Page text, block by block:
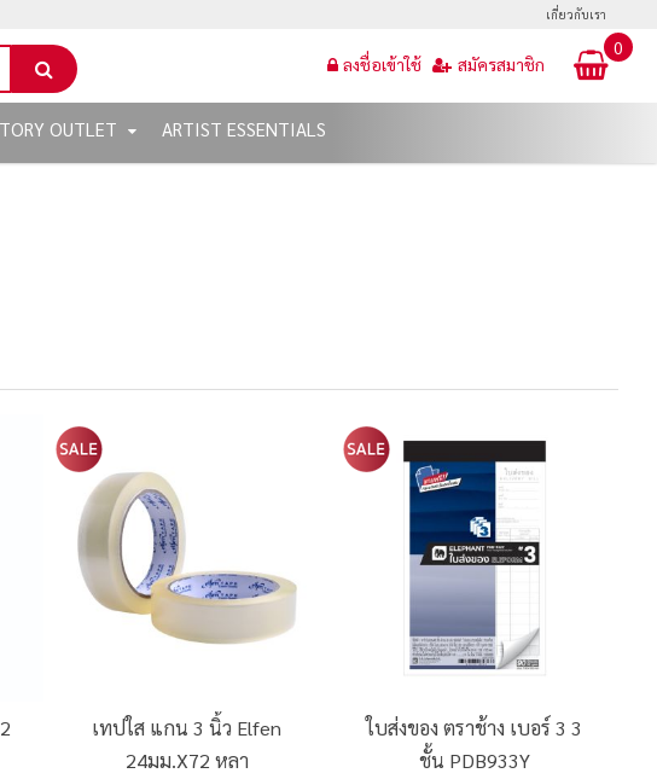
เกี่ยวกับเรา
0
ลงชื่อเข้าใช้ สมัครสมาชิก
OUTLET
ARTIST ESSENTIALS
เทปใส แกน 3 นิ้ว Elfen
24มม.x72 หลา
ใบส่งของ ตราช้าง เบอร์ 3 3
ชั้น PDB933Y